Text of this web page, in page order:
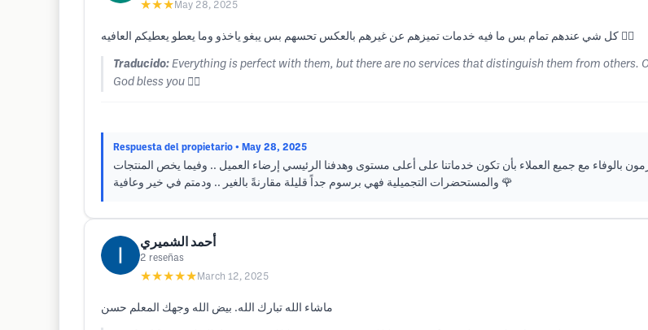
★★★ May 28, 2025
كل شي عندهم تمام بس ما فيه خدمات تميزهم عن غيرهم بالعكس تحسهم بس يبغو ياخذو وما يعطو يعطيكم العافيه 👍🏼
Traducido: Everything is perfect with them, but there are no services that distinguish them from others.
God bless you 👍🏼
Respuesta del propietario • May 28, 2025
بالوفاء مع جميع العملاء بأن تكون خدماتنا على أعلى مستوى وهدفنا الرئيسي إرضاء العميل .. وفيما يخص المنتجات
والمستحضرات التجميلية فهي برسوم جداً قليلة مقارنةً بالغير .. ودمتم في خير وعافية 🌹
أحمد الشميري
2 reseñas
★★★★★ March 12, 2025
ماشاء الله تبارك الله. بيض الله وجهك المعلم حسن